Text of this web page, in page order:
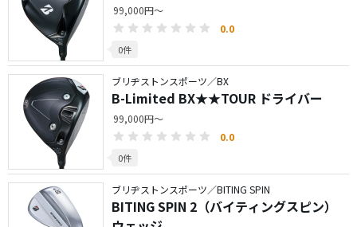
99,000円～
0.0
0件
ブリヂストンスポーツ／BX
B-Limited BX★★TOUR ドライバー
99,000円～
0.0
0件
ブリヂストンスポーツ／BITING SPIN
BITING SPIN 2（バイティングスピン）